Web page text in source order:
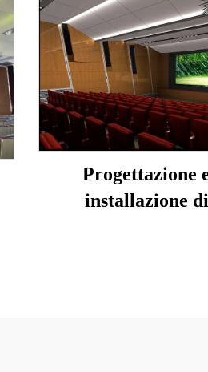
Progettazione
installazione di